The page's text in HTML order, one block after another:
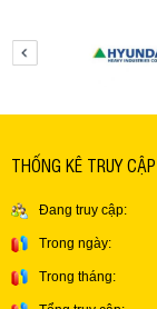
THỐNG KÊ TRUY CẬP
Đang truy cập:
Trong ngày:
Trong tháng: